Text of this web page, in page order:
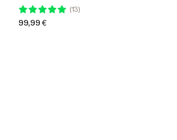
Oxford-Gewebe, für den Indoor-
Pflanzenanbau
(13)
99,99 €